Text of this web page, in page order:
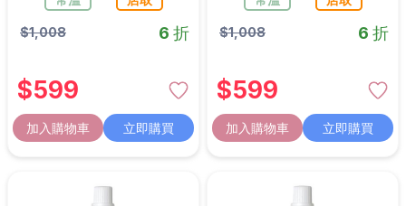
$1,008 6 折
$599
加入購物車 立即購買
$1,008 6 折
$599
加入購物車 立即購買